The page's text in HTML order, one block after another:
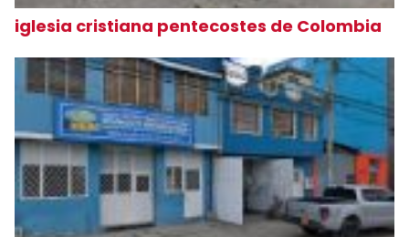
iglesia cristiana pentecostes de Colombia